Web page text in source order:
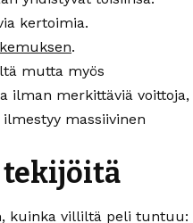
kertoimia.
.
mutta myös
ilman merkittäviä voittoja,
massiivinen
kuinka villiltä peli tuntuu: